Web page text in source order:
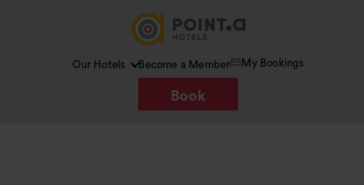
Our Hotels Become a Member My Bookings
Book